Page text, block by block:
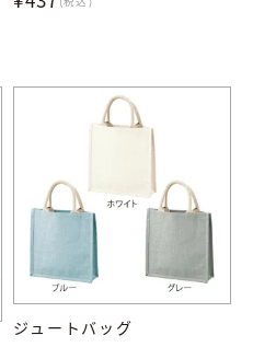
ジュートバッグ